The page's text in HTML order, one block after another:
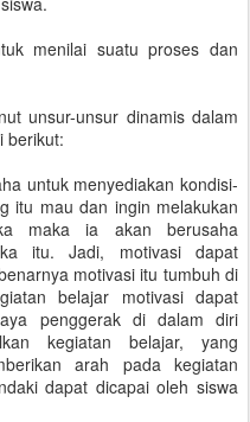
menilai suatu proses dan
unsur-unsur dinamis dalam
berikut:
untuk menyediakan kondisi-
itu mau dan ingin melakukan
maka ia akan berusaha
itu. Jadi, motivasi dapat
motivasi itu tumbuh di
belajar motivasi dapat
penggerak di dalam diri
kegiatan belajar, yang
arah pada kegiatan
dapat dicapai oleh siswa